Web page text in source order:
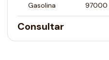
Gasolina 97000
Consultar